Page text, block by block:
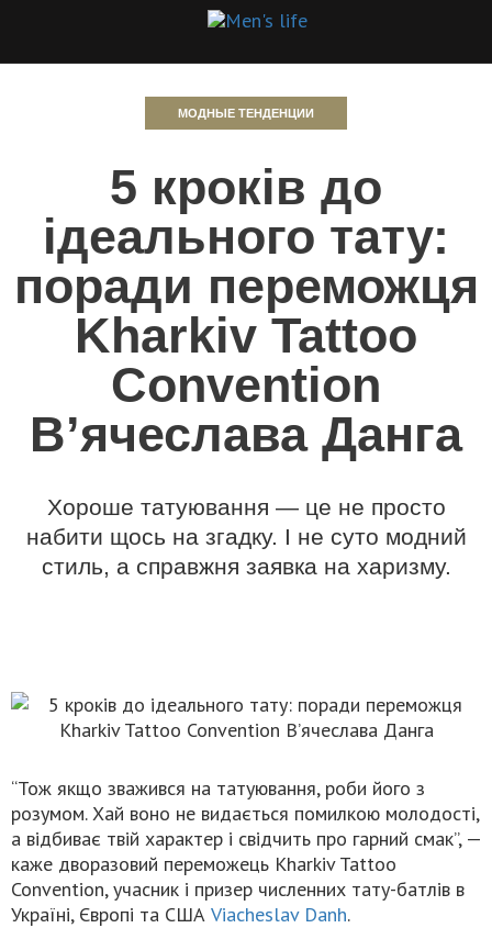
МОДНЫЕ ТЕНДЕНЦИИ
5 кроків до
ідеального тату:
поради переможця
Kharkiv Tattoo
Convention
В’ячеслава Данга
Хороше татуювання — це не просто
набити щось на згадку. І не суто модний
стиль, а справжня заявка на харизму.
“Тож якщо зважився на татуювання, роби його з
розумом. Хай воно не видається помилкою молодості,
а відбиває твій характер і свідчить про гарний смак”, —
каже дворазовий переможець Kharkiv Tattoo
Convention, учасник і призер численних тату-батлів в
Україні, Європі та США Viacheslav Danh.